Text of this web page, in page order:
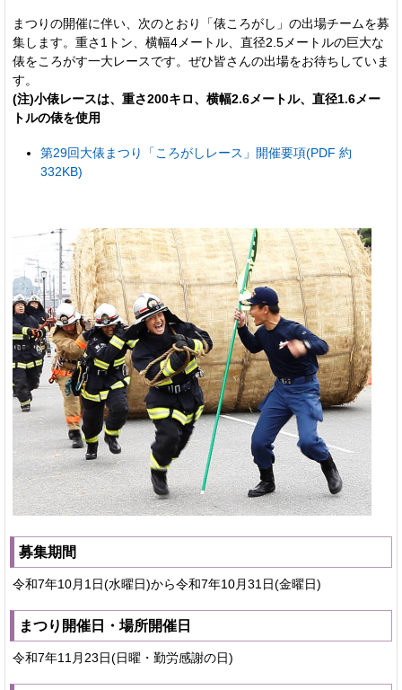
まつりの開催に伴い、次のとおり「俵ころがし」の出場チームを募
集します。重さ1トン、横幅4メートル、直径2.5メートルの巨大な
俵をころがす一大レースです。ぜひ皆さんの出場をお待ちしていま
す。
(注)小俵レースは、重さ200キロ、横幅2.6メートル、直径1.6メー
トルの俵を使用
第29回大俵まつり「ころがしレース」開催要項(PDF 約
332KB)
募集期間
令和7年10月1日(水曜日)から令和7年10月31日(金曜日)
まつり開催日・場所開催日
令和7年11月23日(日曜・勤労感謝の日)